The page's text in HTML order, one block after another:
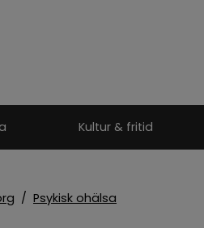
Kultur & fritid
/ Psykisk ohälsa